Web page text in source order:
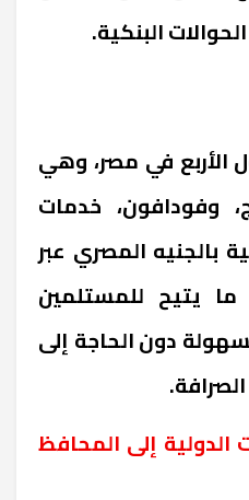
البنكية.
الأربع في مصر، وهي
وفودافون، خدمات
بالجنيه المصري عبر
ما يتيح للمستلمين
دون الحاجة إلى
الدولية إلى المحافظ